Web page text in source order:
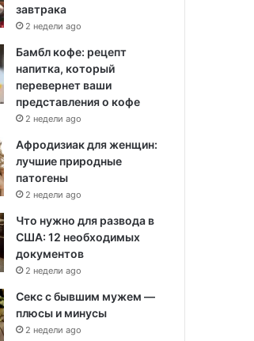
завтрака
2 недели ago
Бамбл кофе: рецепт
напитка, который
перевернет ваши
представления о кофе
2 недели ago
Афродизиак для женщин:
лучшие природные
патогены
2 недели ago
Что нужно для развода в
США: 12 необходимых
документов
2 недели ago
Секс с бывшим мужем —
плюсы и минусы
2 недели ago